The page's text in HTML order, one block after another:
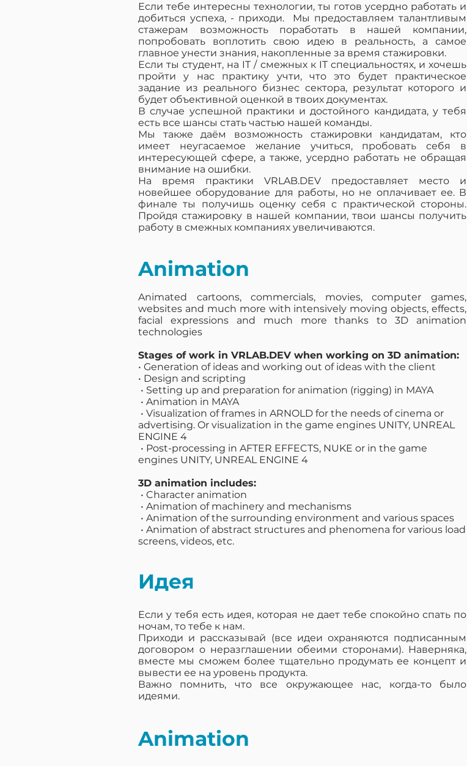
Если тебе интересны технологии, ты готов усердно работать и
добиться успеха, - приходи. Мы предоставляем талантливым
стажерам возможность поработать в нашей компании,
попробовать воплотить свою идею в реальность, а самое
главное унести знания, накопленные за время стажировки.
Если ты студент, на IT / смежных к IT специальностях, и хочешь
пройти у нас практику учти, что это будет практическое
задание из реального бизнес сектора, результат которого и
будет объективной оценкой в твоих документах.
В случае успешной практики и достойного кандидата, у тебя
есть все шансы стать частью нашей команды.
Мы также даём возможность стажировки кандидатам, кто
имеет неугасаемое желание учиться, пробовать себя в
интересующей сфере, а также, усердно работать не обращая
внимание на ошибки.
На время практики VRLAB.DEV предоставляет место и
новейшее оборудование для работы, но не оплачивает ее. В
финале ты получишь оценку себя с практической стороны.
Пройдя стажировку в нашей компании, твои шансы получить
работу в смежных компаниях увеличиваются.
Animation
Animated cartoons, commercials, movies, computer games,
websites and much more with intensively moving objects, effects,
facial expressions and much more thanks to 3D animation
technologies
Stages of work in VRLAB.DEV when working on 3D animation:
• Generation of ideas and working out of ideas with the client
• Design and scripting
• Setting up and preparation for animation (rigging) in MAYA
• Animation in MAYA
• Visualization of frames in ARNOLD for the needs of cinema or
advertising. Or visualization in the game engines UNITY, UNREAL
ENGINE 4
• Post-processing in AFTER EFFECTS, NUKE or in the game
engines UNITY, UNREAL ENGINE 4
3D animation includes:
• Character animation
• Animation of machinery and mechanisms
• Animation of the surrounding environment and various spaces
• Animation of abstract structures and phenomena for various load
screens, videos, etc.
Идея
Если у тебя есть идея, которая не дает тебе спокойно спать по
ночам, то тебе к нам.
Приходи и рассказывай (все идеи охраняются подписанным
договором о неразглашении обеими сторонами). Наверняка,
вместе мы сможем более тщательно продумать ее концепт и
вывести ее на уровень продукта.
Важно помнить, что все окружающее нас, когда-то было
идеями.
Animation